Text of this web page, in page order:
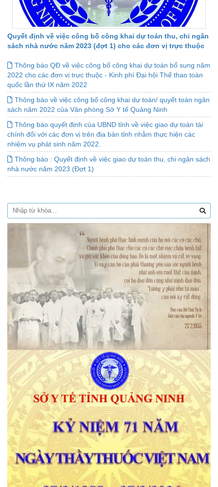
Quyết định về việc công bố công khai dự toán thu, chi ngân
sách nhà nước năm 2023 (đợt 1) cho các đơn vị trực thuộc
Thông báo QĐ về việc công bố công khai dự toán bổ sung năm
2022 cho các đơn vị trực thuộc - Kinh phí Đại hội Thể thao toàn
quốc lần thứ IX năm 2022
Thông báo về việc công bố công khai dự toán/ quyết toán ngân
sách năm 2022 của Văn phòng Sở Y tế Quảng Ninh
Thông báo quyết định của UBND tỉnh về việc giao dự toán tài
chính đối với các đơn vị trên địa bàn tỉnh nhằm thực hiện các
nhiệm vụ phát sinh năm 2022.
Thông báo : Quyết định về việc giao dự toán thu, chi ngân sách
nhà nước năm 2023 (Đợt 1)